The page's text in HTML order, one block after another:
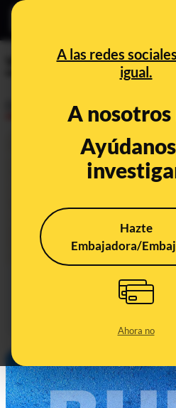
A las redes
igual.
A nosotros
Hazte
Embajadora/
Ahora no
verificación
No, este mensaje que
WhatsApp: es